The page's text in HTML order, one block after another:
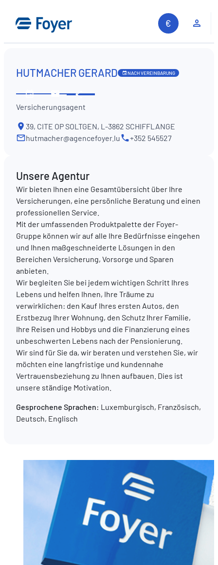
Inhalt
springen
Auf unserer Website suchen
DE
HUTMACHER GERARD NACH VEREINBARUNG
ansehenSie
uns
Diese
Versicherungsagent
39, CITE OP SOLTGEN, L-3862 SCHIFFLANGE
hutmacher@agencefoyer.lu
+352 545527
Unsere Agentur
Wir bieten Ihnen eine Gesamtübersicht über Ihre
Versicherungen, eine persönliche Beratung und einen
professionellen Service.
Mit der umfassenden Produktpalette der Foyer-
Gruppe können wir auf alle Ihre Bedürfnisse eingehen
und Ihnen maßgeschneiderte Lösungen in den
Bereichen Versicherung, Vorsorge und Sparen
anbieten.
Wir begleiten Sie bei jedem wichtigen Schritt Ihres
Lebens und helfen Ihnen, Ihre Träume zu
verwirklichen: den Kauf Ihres ersten Autos, den
Erstbezug Ihrer Wohnung, den Schutz Ihrer Familie,
Ihre Reisen und Hobbys und die Finanzierung eines
unbeschwerten Lebens nach der Pensionierung.
Wir sind für Sie da, wir beraten und verstehen Sie, wir
möchten eine langfristige und kundennahe
Vertrauensbeziehung zu Ihnen aufbauen. Dies ist
unsere ständige Motivation.
Gesprochene Sprachen: Luxemburgisch, Französisch,
Deutsch, Englisch